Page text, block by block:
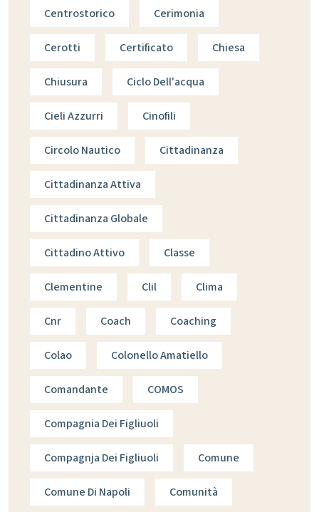
Centrostorico Cerimonia
Cerotti Certificato Chiesa
Chiusura Ciclo Dell'acqua
Cieli Azzurri Cinofili
Circolo Nautico Cittadinanza
Cittadinanza Attiva
Cittadinanza Globale
Cittadino Attivo Classe
Clementine Clil Clima
Cnr Coach Coaching
Colao Colonello Amatiello
Comandante COMOS
Compagnia Dei Figliuoli
Compagnja Dei Figliuoli Comune
Comune Di Napoli Comunità